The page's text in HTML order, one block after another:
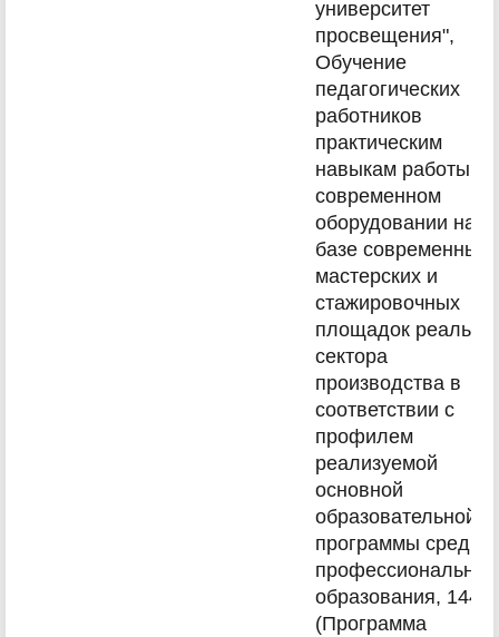
университет
просвещения",
Обучение
педагогических
работников
практическим
навыкам работы на
современном
оборудовании на
базе современных
мастерских и
стажировочных
площадок
сектора
производства в
соответствии с
профилем
реализуемой
основной
образовательной
программы
образования, 144ч.
(Программа